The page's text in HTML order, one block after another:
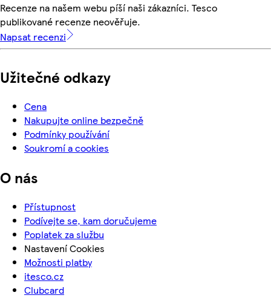
Recenze na našem webu píší naši zákazníci. Tesco
publikované recenze neověřuje.
Napsat recenzi
Užitečné odkazy
Cena
Nakupujte online bezpečně
Podmínky používání
Soukromí a cookies
O nás
Přístupnost
Podívejte se, kam doručujeme
Poplatek za službu
Nastavení Cookies
Možnosti platby
itesco.cz
Clubcard